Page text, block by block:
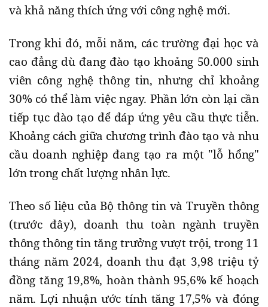
và khả năng thích ứng với công nghệ mới.
Trong khi đó, mỗi năm, các trường đại học và
cao đẳng dù đang đào tạo khoảng 50.000 sinh
viên công nghệ thông tin, nhưng chỉ khoảng
30% có thể làm việc ngay. Phần lớn còn lại cần
tiếp tục đào tạo để đáp ứng yêu cầu thực tiễn.
Khoảng cách giữa chương trình đào tạo và nhu
cầu doanh nghiệp đang tạo ra một "lỗ hổng"
lớn trong chất lượng nhân lực.
Theo số liệu của Bộ thông tin và Truyền thông
(trước đây), doanh thu toàn ngành truyền
thông thông tin tăng trưởng vượt trội, trong 11
tháng năm 2024, doanh thu đạt 3,98 triệu tỷ
đồng tăng 19,8%, hoàn thành 95,6% kế hoạch
năm. Lợi nhuận ước tính tăng 17,5% và đóng